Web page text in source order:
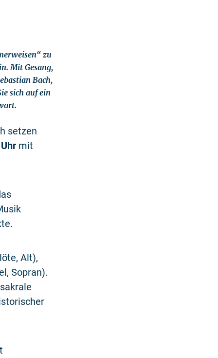
zu
Mit Gesang,
Bach,
sich auf ein
setzen
mit
Alt),
Sopran).